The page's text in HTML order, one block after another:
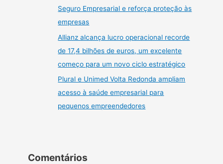
Seguro Empresarial e reforça proteção às
empresas
Allianz alcança lucro operacional recorde
de 17,4 bilhões de euros, um excelente
começo para um novo ciclo estratégico
Plural e Unimed Volta Redonda ampliam
acesso à saúde empresarial para
pequenos empreendedores
Comentários